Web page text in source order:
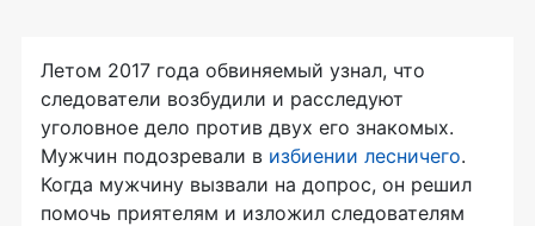
Летом 2017 года обвиняемый узнал, что
следователи возбудили и расследуют
уголовное дело против двух его знакомых.
Мужчин подозревали в избиении лесничего.
Когда мужчину вызвали на допрос, он решил
помочь приятелям и изложил следователям